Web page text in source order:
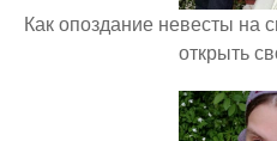
Как опоздание невесты на
открыть